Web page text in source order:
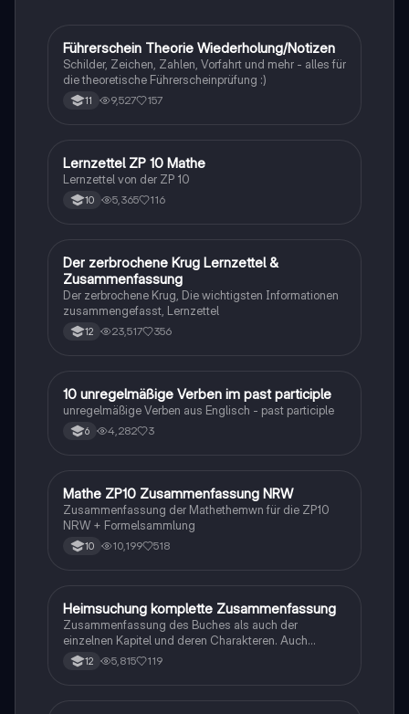
Lerntipps
Führerschein Theorie Wiederholung/Notizen
Schilder, Zeichen, Zahlen, Vorfahrt und mehr - alles für
die theoretische Führerscheinprüfung :)
11 9,527 157
Mathe
Lernzettel ZP 10 Mathe
Lernzettel von der ZP 10
10 5,365 116
Deutsch
Der zerbrochene Krug Lernzettel &
Zusammenfassung
Der zerbrochene Krug, Die wichtigsten Informationen
zusammengefasst, Lernzettel
12 23,517 356
1 Englisch
10 unregelmäßige Verben im past participle
unregelmäßige Verben aus Englisch - past participle
6 4,282 3
Mathe
Mathe ZP10 Zusammenfassung NRW
Zusammenfassung der Mathethemwn für die ZP10
NRW + Formelsammlung
10 10,199 518
Deutsch
Heimsuchung komplette Zusammenfassung
Zusammenfassung des Buches als auch der
einzelnen Kapitel und deren Charakteren. Auch
tabellarisch. Im Unterricht ohne KI erstellt
12 5,815 119